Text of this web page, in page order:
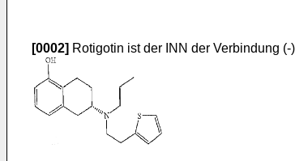
[0002] Rotigotin ist der INN der Verbindung